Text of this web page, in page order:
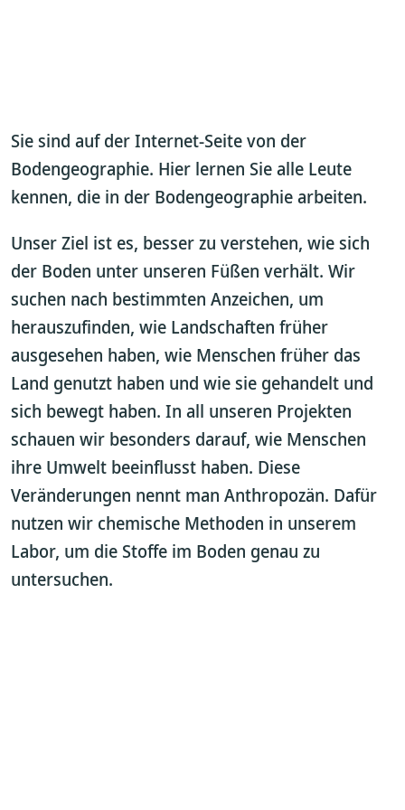
Sie sind auf der Internet-Seite von der
Bodengeographie. Hier lernen Sie alle Leute
kennen, die in der Bodengeographie arbeiten.
Unser Ziel ist es, besser zu verstehen, wie sich
der Boden unter unseren Füßen verhält. Wir
suchen nach bestimmten Anzeichen, um
herauszufinden, wie Landschaften früher
ausgesehen haben, wie Menschen früher das
Land genutzt haben und wie sie gehandelt und
sich bewegt haben. In all unseren Projekten
schauen wir besonders darauf, wie Menschen
ihre Umwelt beeinflusst haben. Diese
Veränderungen nennt man Anthropozän. Dafür
nutzen wir chemische Methoden in unserem
Labor, um die Stoffe im Boden genau zu
untersuchen.